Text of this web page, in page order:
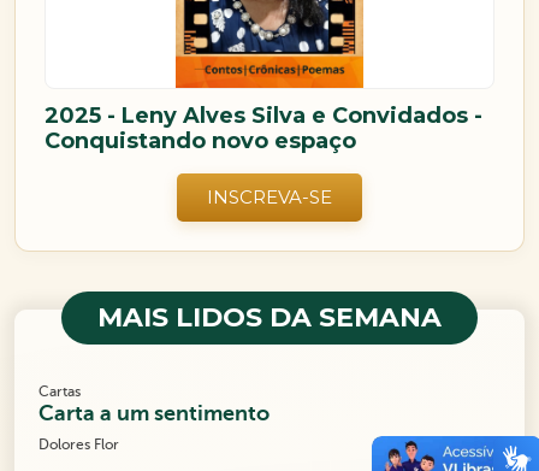
2025 - Leny Alves Silva e Convidados -
Conquistando novo espaço
INSCREVA-SE
MAIS LIDOS DA SEMANA
Cartas
Carta a um sentimento
Dolores Flor